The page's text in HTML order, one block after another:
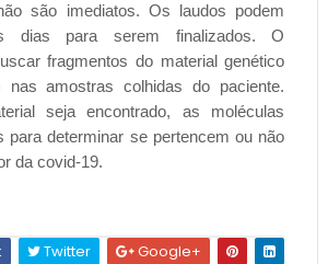
são imediatos. Os laudos podem
dias para serem finalizados. O
fragmentos do material genético
amostras colhidas do paciente.
seja encontrado, as moléculas
para determinar se pertencem ou não
da covid-19.
Twitter Google+